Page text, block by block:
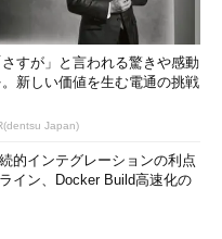
さすが」と言われる驚きや感動
。新しい価値を生む電通の挑戦
Japan)
的インテグレーションの利点
イン、Docker Build高速化の